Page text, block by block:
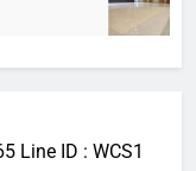
Line ID : WCS1